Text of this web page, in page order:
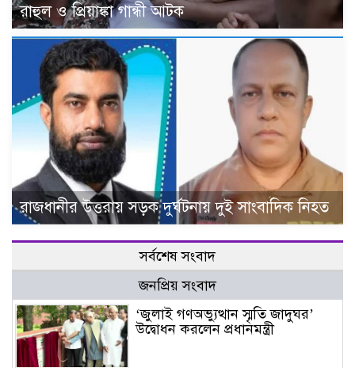
রাহুল ও প্রিয়াঙ্কা গান্ধী আটক
রাজধানীর উত্তরায় সড়ক দুর্ঘটনায় দুই সাংবাদিক নিহত
সর্বশেষ সংবাদ
জনপ্রিয় সংবাদ
‘জুলাই গণঅভ্যুত্থান স্মৃতি জাদুঘর’
উদ্বোধন করলেন প্রধানমন্ত্রী